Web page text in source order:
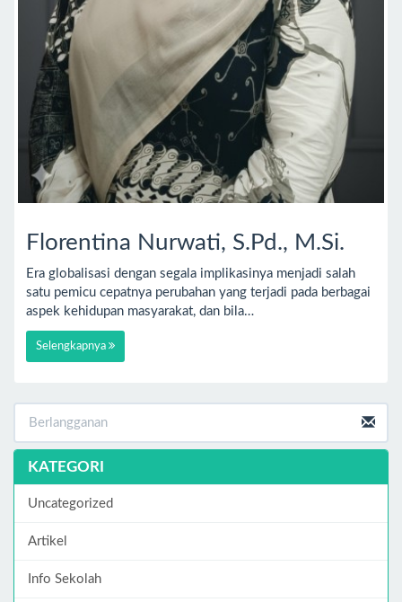
Florentina Nurwati, S.Pd., M.Si.
Era globalisasi dengan segala implikasinya menjadi salah
satu pemicu cepatnya perubahan yang terjadi pada berbagai
aspek kehidupan masyarakat, dan bila…
Selengkapnya
KATEGORI
Uncategorized
Artikel
Info Sekolah